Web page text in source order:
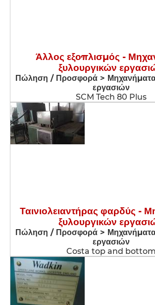
Άλλος εξοπλισμός -
ξυλουργικών
Πώληση / Προσφορά > Μηχανήματα
εργασιών
SCM Tech 80 Plus
Ταινιολειαντήρας φαρδύς -
ξυλουργικών
Πώληση / Προσφορά > Μηχανήματα
εργασιών
Costa top and bottom